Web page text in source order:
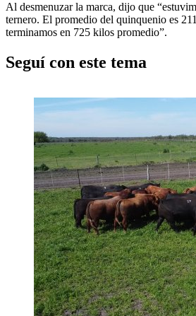
Al desmenuzar la marca, dijo que
ternero. El promedio del quinquenio es
terminamos en 725 kilos promedio”.
Seguí con este tema